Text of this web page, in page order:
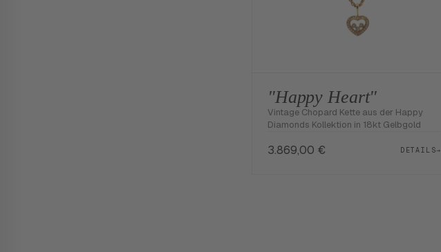
"Happy Heart"
Vintage Chopard Kette aus der Happy
Diamonds Kollektion in 18kt Gelbgold
3.869,00 € DETAILS→